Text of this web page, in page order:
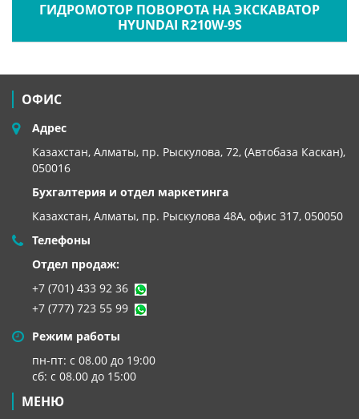
ГИДРОМОТОР ПОВОРОТА НА ЭКСКАВАТОР
HYUNDAI R210W-9S
ОФИС
Адрес
Казахстан, Алматы, пр. Рыскулова, 72, (Автобаза Каскан),
050016
Бухгалтерия и отдел маркетинга
Казахстан, Алматы, пр. Рыскулова 48А, офис 317, 050050
Телефоны
Отдел продаж:
+7 (701) 433 92 36
+7 (777) 723 55 99
Режим работы
пн-пт: с 08.00 до 19:00
сб: с 08.00 до 15:00
МЕНЮ